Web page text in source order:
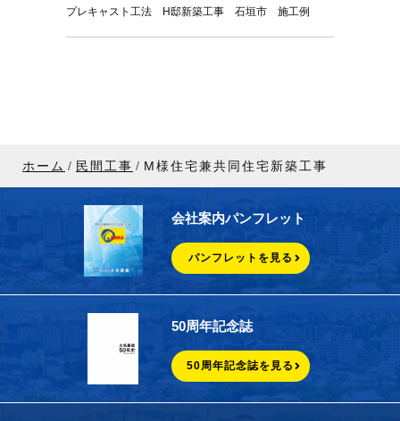
プレキャスト工法 H邸新築工事 石垣市 施工例
ホーム 民間工事 M様住宅兼共同住宅新築工事
会社案内パンフレット
パンフレットを見る
50周年記念誌
50周年記念誌を見る